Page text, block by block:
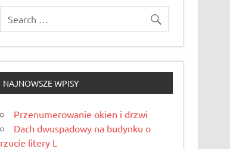
NAJNOWSZE WPISY
Przenumerowanie okien i drzwi
Dach dwuspadowy na budynku o
rzucie litery L